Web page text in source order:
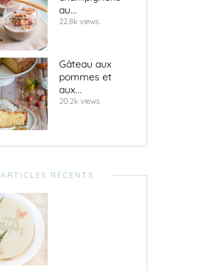
au...
22.8k views
Gâteau aux
pommes et
aux...
20.2k views
ARTICLES RÉCENTS